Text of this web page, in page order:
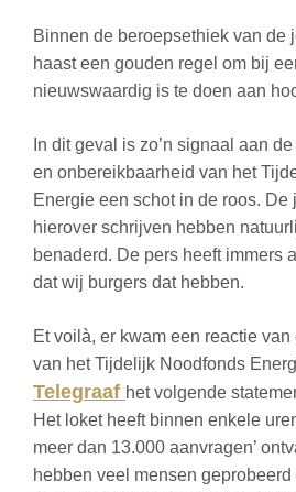
Binnen de beroepsethiek van de
haast een gouden regel om bij
nieuwswaardig is te doen aan
In dit geval is zo’n signaal aan
en onbereikbaarheid van het
Energie een schot in de roos. De
hierover schrijven hebben
benaderd. De pers heeft immers
dat wij burgers dat hebben.
Et voilà, er kwam een reactie
van het Tijdelijk Noodfonds
Telegraaf het volgende
Het loket heeft binnen enkele
meer dan 13.000 aanvragen’
hebben veel mensen